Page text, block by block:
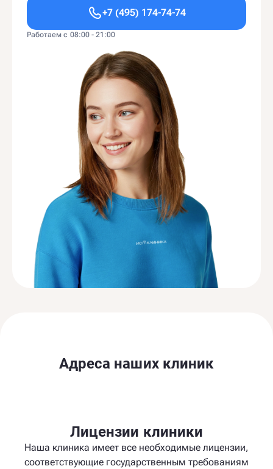
+7 (495) 174-74-74
Работаем с 08:00 - 21:00
Адреса наших клиник
Лицензии клиники
Наша клиника имеет все необходимые лицензии,
соответствующие государственным требованиям